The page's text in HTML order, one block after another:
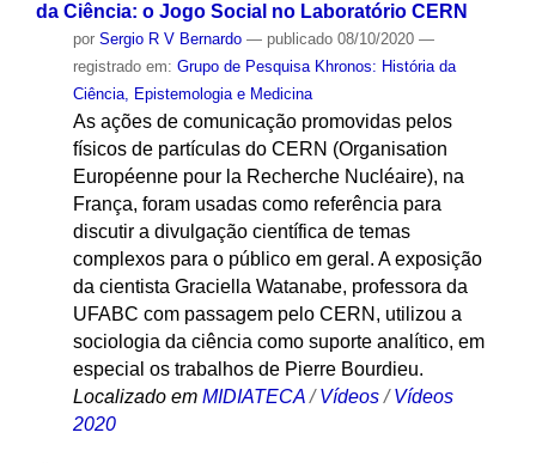
da Ciência: o Jogo Social no Laboratório CERN
por Sergio R V Bernardo — publicado08/10/2020 —
registrado em: Grupo de Pesquisa Khronos: História da
Ciência, Epistemologia e Medicina
As ações de comunicação promovidas pelos
físicos de partículas do CERN (Organisation
Européenne pour la Recherche Nucléaire), na
França, foram usadas como referência para
discutir a divulgação científica de temas
complexos para o público em geral. A exposição
da cientista Graciella Watanabe, professora da
UFABC com passagem pelo CERN, utilizou a
sociologia da ciência como suporte analítico, em
especial os trabalhos de Pierre Bourdieu.
Localizado em MIDIATECA /Vídeos /Vídeos
2020